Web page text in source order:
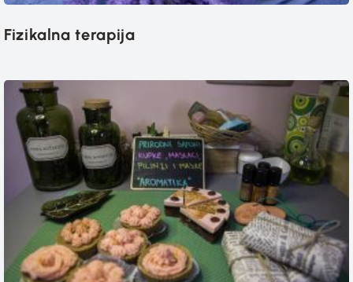
Fizikalna terapija